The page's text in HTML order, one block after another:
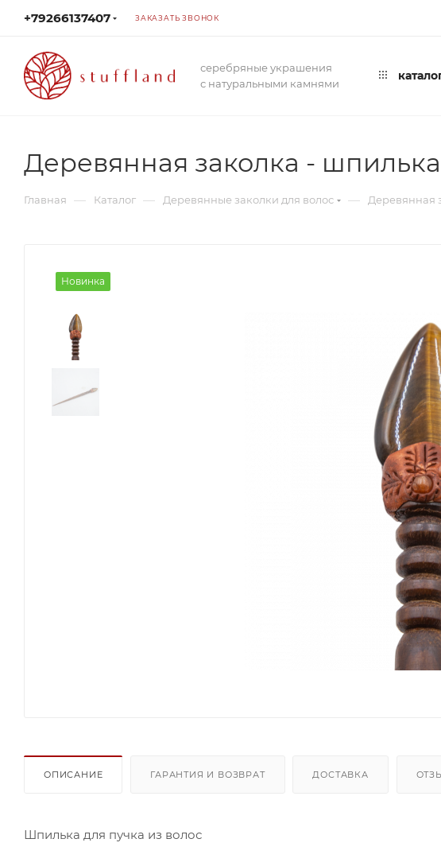
+79266137407 ЗАКАЗАТЬ ЗВОНОК
серебряные украшения
с натуральными камнями
Деревянная заколка -
Главная — Каталог — Деревянные заколки для волос — Деревянная
Новинка
ОПИСАНИЕ ГАРАНТИЯ И ВОЗВРАТ ДОСТАВКА
Шпилька для пучка из волос